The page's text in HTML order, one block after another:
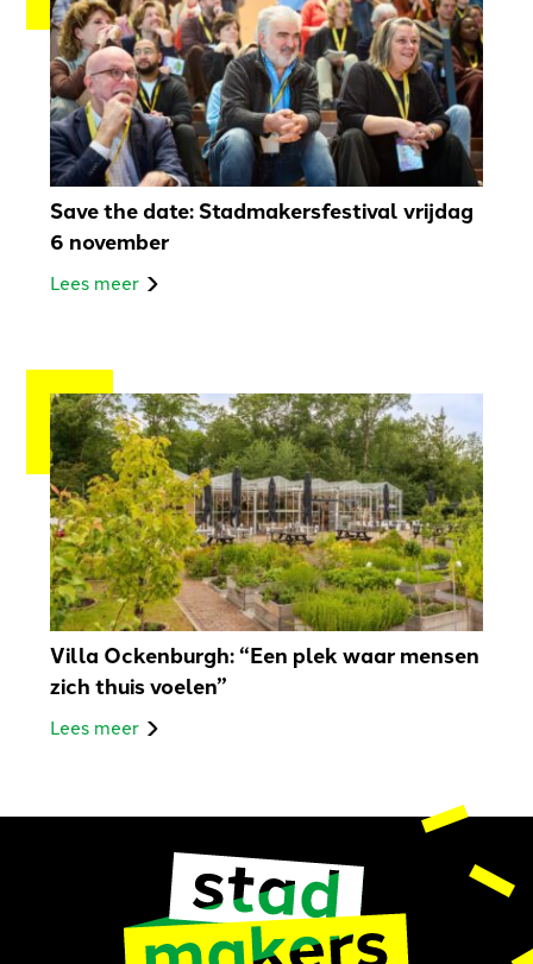
Save the date: Stadmakersfestival vrijdag
6 november
Lees meer
Villa Ockenburgh: “Een plek waar mensen
zich thuis voelen”
Lees meer